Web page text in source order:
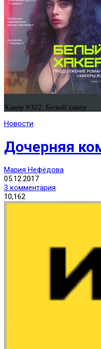
Хакер #322. Белый хакер
Новости
Дочерняя
Мария Нефёдова
05.12.2017
3 комментария
10,162